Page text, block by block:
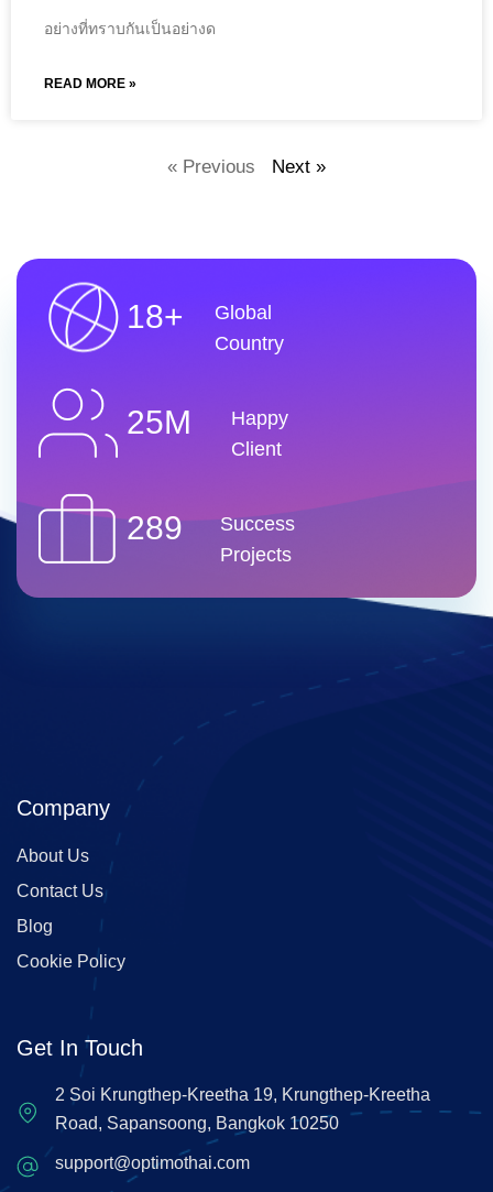
อย่างที่ทราบกันเป็นอย่างด
READ MORE »
« Previous Next »
18+
Global
Country
25M
Happy
Client
289
Success
Projects
Company
About Us
Contact Us
Blog
Cookie Policy
Get In Touch
2 Soi Krungthep-Kreetha 19, Krungthep-Kreetha
Road, Sapansoong, Bangkok 10250
support@optimothai.com